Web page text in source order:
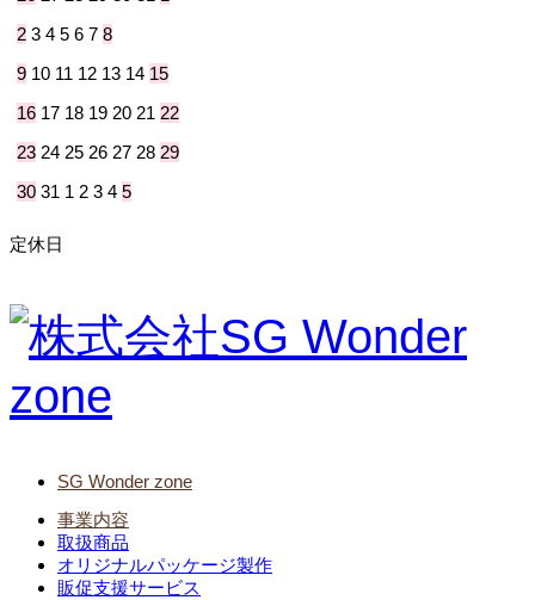
2 3 4 5 6 7 8
9 10 11 12 13 14 15
16 17 18 19 20 21 22
23 24 25 26 27 28 29
30 31 1 2 3 4 5
定休日
SG Wonder zone
事業内容
取扱商品
オリジナルパッケージ製作
販促支援サービス